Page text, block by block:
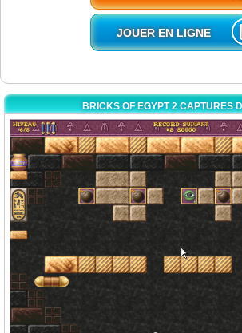
JOUER EN LIGNE
BRICKS OF EGYPT 2 CAPTURES